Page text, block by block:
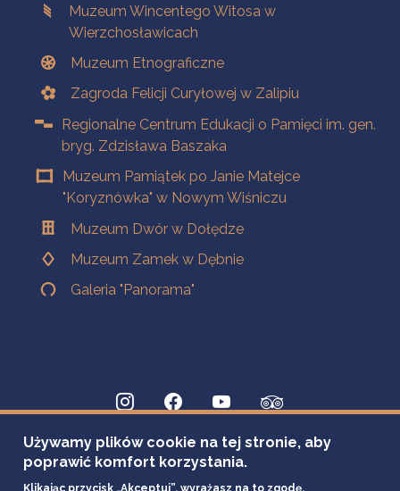
Muzeum Wincentego Witosa w
Wierzchosławicach
Muzeum Etnograficzne
Zagroda Felicji Curyłowej w Zalipiu
Regionalne Centrum Edukacji o Pamięci im. gen.
bryg. Zdzisława Baszaka
Muzeum Pamiątek po Janie Matejce
"Koryznówka" w Nowym Wiśniczu
Muzeum Dwór w Dołędze
Muzeum Zamek w Dębnie
Galeria "Panorama"
Używamy plików cookie na tej stronie, aby
poprawić komfort korzystania.
Klikając przycisk „Akceptuj”, wyrażasz na to zgodę.